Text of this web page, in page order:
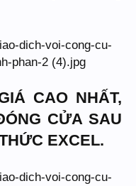
CAO NHẤT,
CỬA SAU
EXCEL.